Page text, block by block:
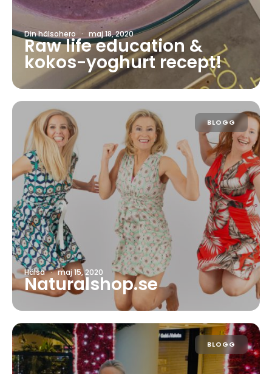
Din hälsohero · maj 18, 2020
Raw life education &
kokos-yoghurt recept!
BLOGG
Hälsa · maj 15, 2020
Naturalshop.se
BLOGG